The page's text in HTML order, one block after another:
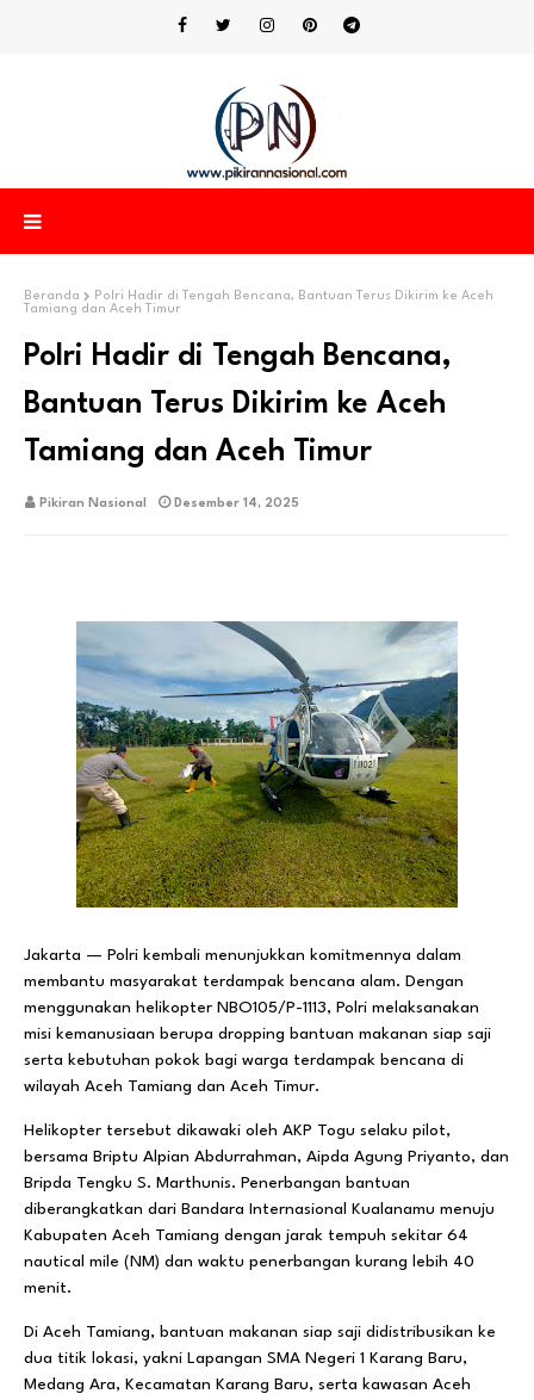
Beranda
Polri Hadir di Tengah Bencana, Bantuan Terus Dikirim ke Aceh
Tamiang dan Aceh Timur
Polri Hadir di Tengah Bencana,
Bantuan Terus Dikirim ke Aceh
Tamiang dan Aceh Timur
Pikiran Nasional Desember 14, 2025
Jakarta — Polri kembali menunjukkan komitmennya dalam
membantu masyarakat terdampak bencana alam. Dengan
menggunakan helikopter NBO105/P-1113, Polri melaksanakan
misi kemanusiaan berupa dropping bantuan makanan siap saji
serta kebutuhan pokok bagi warga terdampak bencana di
wilayah Aceh Tamiang dan Aceh Timur.
Helikopter tersebut dikawaki oleh AKP Togu selaku pilot,
bersama Briptu Alpian Abdurrahman, Aipda Agung Priyanto, dan
Bripda Tengku S. Marthunis. Penerbangan bantuan
diberangkatkan dari Bandara Internasional Kualanamu menuju
Kabupaten Aceh Tamiang dengan jarak tempuh sekitar 64
nautical mile (NM) dan waktu penerbangan kurang lebih 40
menit.
Di Aceh Tamiang, bantuan makanan siap saji didistribusikan ke
dua titik lokasi, yakni Lapangan SMA Negeri 1 Karang Baru,
Medang Ara, Kecamatan Karang Baru, serta kawasan Aceh